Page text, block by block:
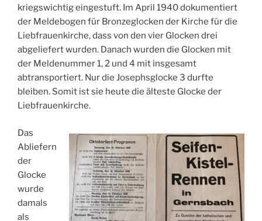
kriegswichtig eingestuft. Im April 1940 dokumentiert
der Meldebogen für Bronzeglocken der Kirche für die
Liebfrauenkirche, dass von den vier Glocken drei
abgeliefert wurden. Danach wurden die Glocken mit
der Meldenummer 1, 2 und 4 mit insgesamt
abtransportiert. Nur die Josephsglocke 3 durfte
bleiben. Somit ist sie heute die älteste Glocke der
Liebfrauenkirche.
Das
Abliefern
der
Glocke
wurde
damals
als